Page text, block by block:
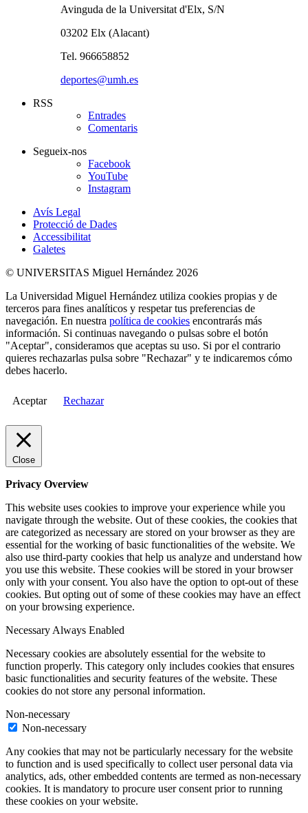
Avinguda de la Universitat d'Elx, S/N
03202 Elx (Alacant)
Tel. 966658852
deportes@umh.es
RSS
Entrades
Comentaris
Segueix-nos
Facebook
YouTube
Instagram
Avís Legal
Protecció de Dades
Accessibilitat
Galetes
© UNIVERSITAS Miguel Hernández 2026
La Universidad Miguel Hernández utiliza cookies propias y de
terceros para fines analíticos y respetar tus preferencias de
navegación. En nuestra política de cookies encontrarás más
información. Si continuas navegando o pulsas sobre el botón
"Aceptar", consideramos que aceptas su uso. Si por el contrario
quieres rechazarlas pulsa sobre "Rechazar" y te indicaremos cómo
debes hacerlo.
Aceptar Rechazar
Close
Privacy Overview
This website uses cookies to improve your experience while you
navigate through the website. Out of these cookies, the cookies that
are categorized as necessary are stored on your browser as they are
essential for the working of basic functionalities of the website. We
also use third-party cookies that help us analyze and understand how
you use this website. These cookies will be stored in your browser
only with your consent. You also have the option to opt-out of these
cookies. But opting out of some of these cookies may have an effect
on your browsing experience.
Necessary Always Enabled
Necessary cookies are absolutely essential for the website to
function properly. This category only includes cookies that ensures
basic functionalities and security features of the website. These
cookies do not store any personal information.
Non-necessary
Non-necessary
Any cookies that may not be particularly necessary for the website
to function and is used specifically to collect user personal data via
analytics, ads, other embedded contents are termed as non-necessary
cookies. It is mandatory to procure user consent prior to running
these cookies on your website.